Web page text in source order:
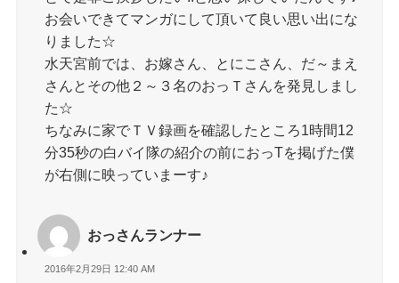
お会いできてマンガにして頂いて良い思い出にな
りました☆
水天宮前では、お嫁さん、とにこさん、だ～まえ
さんとその他２～３名のおっＴさんを発見しまし
た☆
ちなみに家でＴＶ録画を確認したところ1時間12
分35秒の白バイ隊の紹介の前におっTを掲げた僕
が右側に映っていまーす♪
おっさんランナー
2016年2月29日 12:40 AM